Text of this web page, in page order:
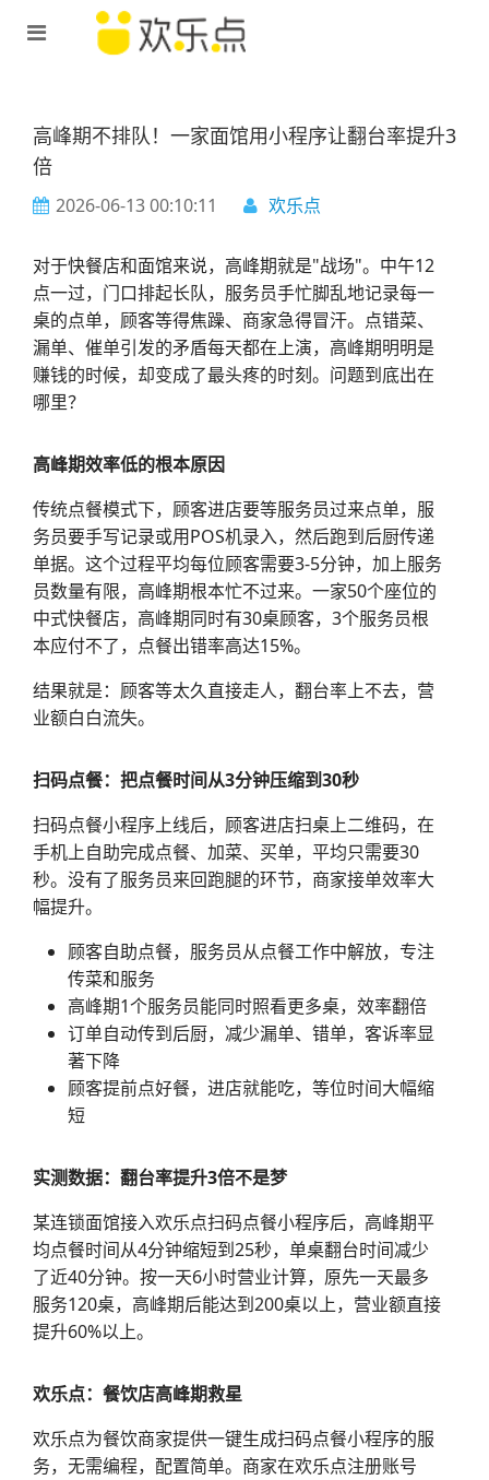
高峰期不排队！一家面馆用小程序让翻台率提升3
倍
2026-06-13 00:10:11 欢乐点
对于快餐店和面馆来说，高峰期就是"战场"。中午12
点一过，门口排起长队，服务员手忙脚乱地记录每一
桌的点单，顾客等得焦躁、商家急得冒汗。点错菜、
漏单、催单引发的矛盾每天都在上演，高峰期明明是
赚钱的时候，却变成了最头疼的时刻。问题到底出在
哪里？
高峰期效率低的根本原因
传统点餐模式下，顾客进店要等服务员过来点单，服
务员要手写记录或用POS机录入，然后跑到后厨传递
单据。这个过程平均每位顾客需要3-5分钟，加上服务
员数量有限，高峰期根本忙不过来。一家50个座位的
中式快餐店，高峰期同时有30桌顾客，3个服务员根
本应付不了，点餐出错率高达15%。
结果就是：顾客等太久直接走人，翻台率上不去，营
业额白白流失。
扫码点餐：把点餐时间从3分钟压缩到30秒
扫码点餐小程序上线后，顾客进店扫桌上二维码，在
手机上自助完成点餐、加菜、买单，平均只需要30
秒。没有了服务员来回跑腿的环节，商家接单效率大
幅提升。
顾客自助点餐，服务员从点餐工作中解放，专注
传菜和服务
高峰期1个服务员能同时照看更多桌，效率翻倍
订单自动传到后厨，减少漏单、错单，客诉率显
著下降
顾客提前点好餐，进店就能吃，等位时间大幅缩
短
实测数据：翻台率提升3倍不是梦
某连锁面馆接入欢乐点扫码点餐小程序后，高峰期平
均点餐时间从4分钟缩短到25秒，单桌翻台时间减少
了近40分钟。按一天6小时营业计算，原先一天最多
服务120桌，高峰期后能达到200桌以上，营业额直接
提升60%以上。
欢乐点：餐饮店高峰期救星
欢乐点为餐饮商家提供一键生成扫码点餐小程序的服
务，无需编程，配置简单。商家在欢乐点注册账号